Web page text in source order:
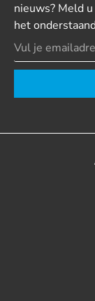
nieuws? Meld
het